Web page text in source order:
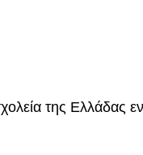
της Ελλάδας